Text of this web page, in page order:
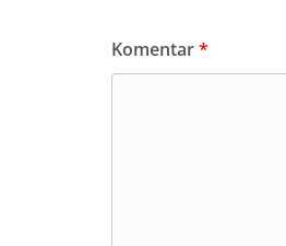
Komentar*